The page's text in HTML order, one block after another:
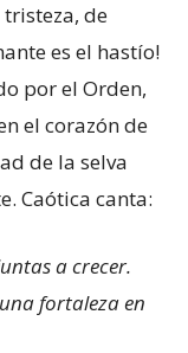
de
es el hastío!
por el Orden,
el corazón de
de la selva
Caótica canta:
a crecer.
fortaleza en